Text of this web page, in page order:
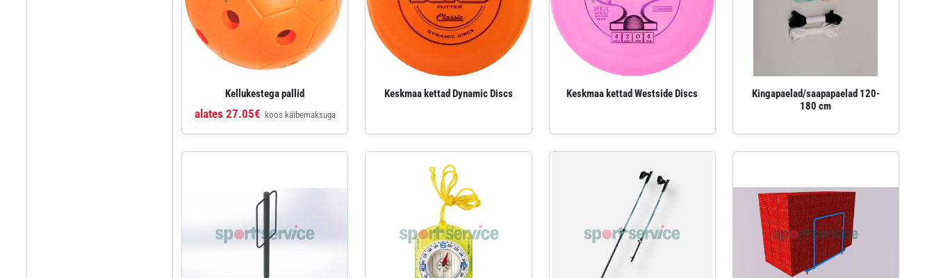
Kellukestega pallid
alates 27.05€ koos käibemaksuga
Keskmaa kettad Dynamic Discs Keskmaa kettad Westside Discs
Kingapaelad/saapapaelad 120-
180 cm